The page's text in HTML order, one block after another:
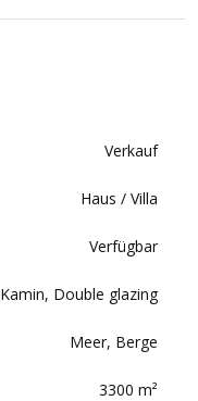
Verkauf
Haus / Villa
Verfügbar
Kamin, Double glazing
Meer, Berge
3300 m²